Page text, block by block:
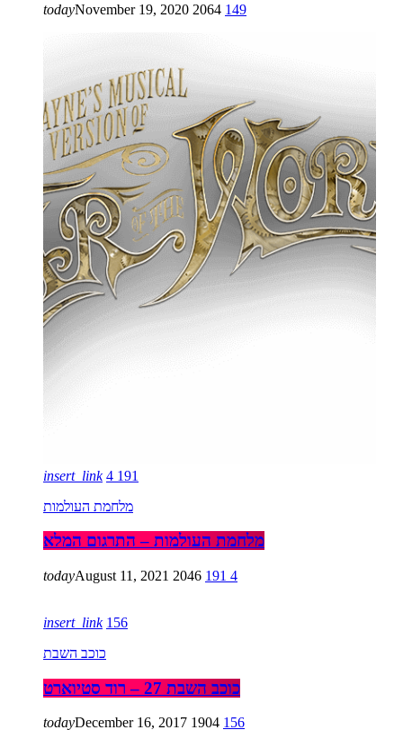
todayNovember 19, 2020 2064 149
insert_link 4 191
מלחמת העולמות
מלחמת העולמות – התרגום המלא
todayAugust 11, 2021 2046 191 4
insert_link 156
כוכב השבת
כוכב השבת 27 – רוד סטיוארט
todayDecember 16, 2017 1904 156